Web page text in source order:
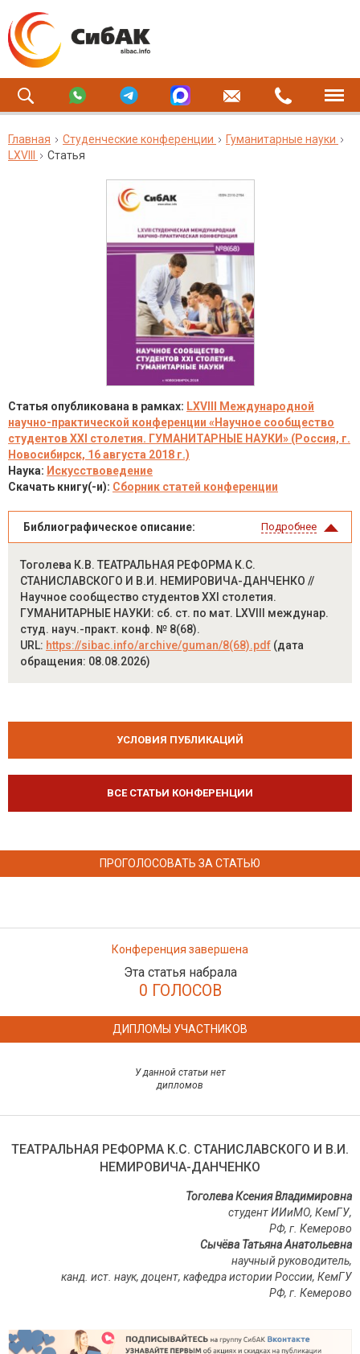
Главная Студенческие конференции
Гуманитарные науки
LXVIII
Статья
Статья опубликована в рамках: LXVIII Международной
научно-практической конференции «Научное сообщество
студентов XXI столетия. ГУМАНИТАРНЫЕ НАУКИ» (Россия, г.
Новосибирск, 16 августа 2018 г.)
Наука: Искусствоведение
Скачать книгу(-и): Сборник статей конференции
Библиографическое описание: Подробнее
Тоголева К.В. ТЕАТРАЛЬНАЯ РЕФОРМА К.С.
СТАНИСЛАВСКОГО И В.И. НЕМИРОВИЧА-ДАНЧЕНКО //
Научное сообщество студентов XXI столетия.
ГУМАНИТАРНЫЕ НАУКИ: сб. ст. по мат. LXVIII междунар.
студ. науч.-практ. конф. № 8(68).
URL: https://sibac.info/archive/guman/8(68).pdf (дата
обращения: 08.08.2026)
УСЛОВИЯ ПУБЛИКАЦИЙ
ВСЕ СТАТЬИ КОНФЕРЕНЦИИ
ПРОГОЛОСОВАТЬ ЗА СТАТЬЮ
Конференция завершена
Эта статья набрала
0 ГОЛОСОВ
ДИПЛОМЫ УЧАСТНИКОВ
У данной статьи нет
дипломов
ТЕАТРАЛЬНАЯ РЕФОРМА К.С. СТАНИСЛАВСКОГО И В.И.
НЕМИРОВИЧА-ДАНЧЕНКО
Тоголева Ксения Владимировна
студент ИИиМО, КемГУ,
РФ, г. Кемерово
Сычёва Татьяна Анатольевна
научный руководитель,
канд. ист. наук, доцент, кафедра истории России, КемГУ
РФ, г. Кемерово